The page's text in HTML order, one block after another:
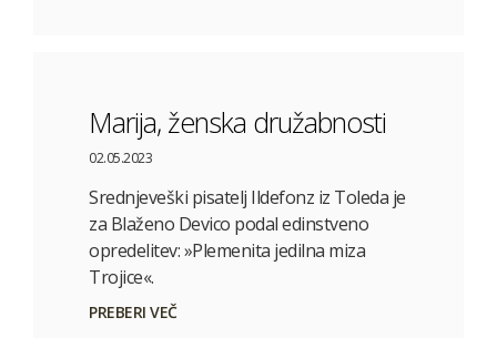
Marija, ženska družabnosti
02.05.2023
Srednjeveški pisatelj Ildefonz iz Toleda je
za Blaženo Devico podal edinstveno
opredelitev: »Plemenita jedilna miza
Trojice«.
PREBERI VEČ